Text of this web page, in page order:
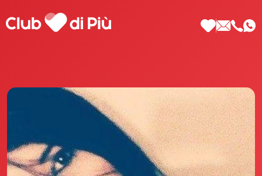
Scopri Club di Più
Le testimonianze Club di Più
La fondatrice Valeria Pilla